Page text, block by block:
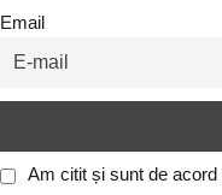
Email
Am citit și sunt de acord